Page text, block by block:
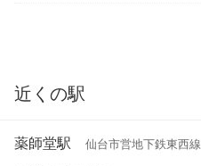
近くの駅
薬師堂駅 仙台市営地下鉄東西線